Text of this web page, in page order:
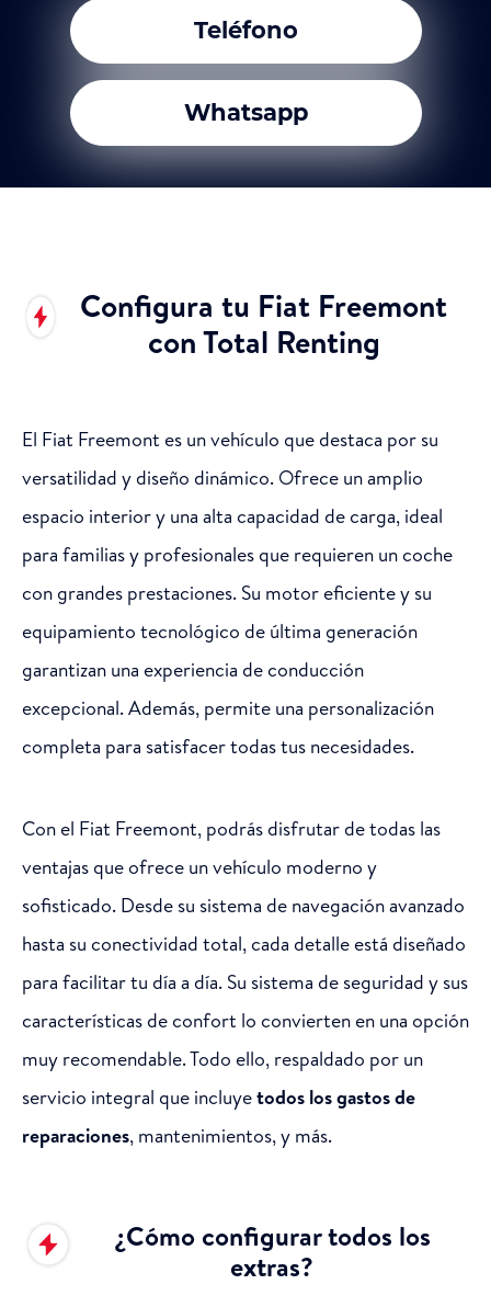
Teléfono
Whatsapp
Configura tu Fiat Freemont
con Total Renting
El Fiat Freemont es un vehículo que destaca por su
versatilidad y diseño dinámico. Ofrece un amplio
espacio interior y una alta capacidad de carga, ideal
para familias y profesionales que requieren un coche
con grandes prestaciones. Su motor eficiente y su
equipamiento tecnológico de última generación
garantizan una experiencia de conducción
excepcional. Además, permite una personalización
completa para satisfacer todas tus necesidades.
Con el Fiat Freemont, podrás disfrutar de todas las
ventajas que ofrece un vehículo moderno y
sofisticado. Desde su sistema de navegación avanzado
hasta su conectividad total, cada detalle está diseñado
para facilitar tu día a día. Su sistema de seguridad y sus
características de confort lo convierten en una opción
muy recomendable. Todo ello, respaldado por un
servicio integral que incluyetodos los gastos de
reparaciones, mantenimientos, y más.
¿Cómo configurar todos los
extras?